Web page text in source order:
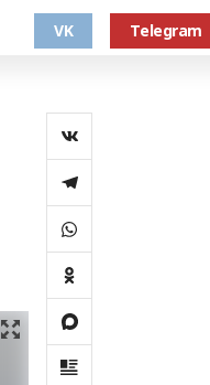
VK Telegram